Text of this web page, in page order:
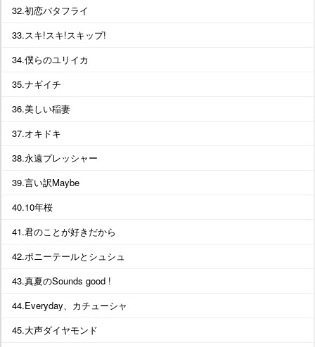
32.初恋バタフライ
33.スキ!スキ!スキップ!
34.僕らのユリイカ
35.ナギイチ
36.美しい稲妻
37.オキドキ
38.永遠プレッシャー
39.言い訳Maybe
40.10年桜
41.君のことが好きだから
42.ポニーテールとシュシュ
43.真夏のSounds good !
44.Everyday、カチューシャ
45.大声ダイヤモンド